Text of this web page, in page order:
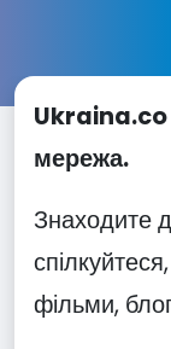
Ukraina.co
мережа.
Знаходите
фільми,